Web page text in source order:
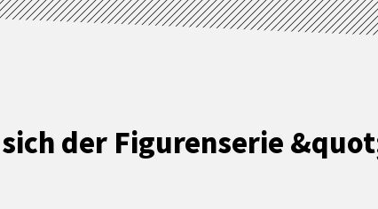
der Figurenserie